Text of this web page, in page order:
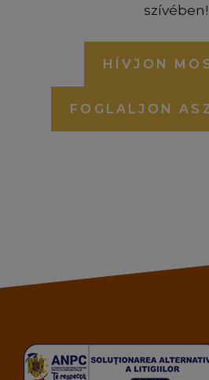
szívében!
HÍVJON
FOGLALJON